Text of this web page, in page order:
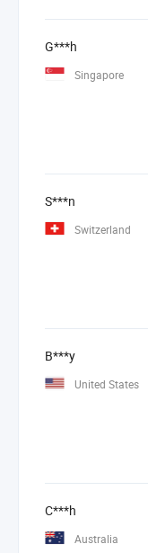
G***h
Singapore
S***n
Switzerland
B***y
United States
C***h
Australia